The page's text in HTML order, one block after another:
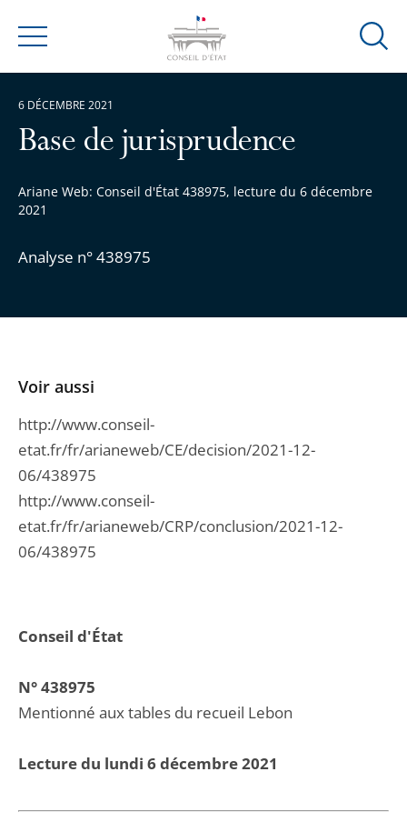
Menu
Ouvrir
Base de jurisprudence
Ariane Web: Conseil d'État 438975, lecture du 6 décembre
2021
Analyse n° 438975
6 DÉCEMBRE 2021
Conseil d'État
N° 438975
Mentionné aux tables du recueil Lebon
Lecture du lundi 6 décembre 2021
Voir aussi
http://www.conseil-
etat.fr/fr/arianeweb/CE/decision/2021-12-
06/438975
http://www.conseil-
etat.fr/fr/arianeweb/CRP/conclusion/2021-12-
06/438975